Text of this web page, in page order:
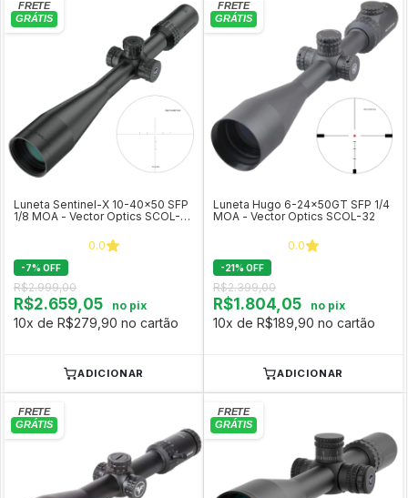
Luneta Sentinel-X 10-40x50 SFP
1/8 MOA - Vector Optics SCOL-
0.0
-7% OFF
R$2.999,00
R$2.659,05 no pix
10x de R$279,90 no cartão
ADICIONAR
Luneta Hugo 6-24x50GT SFP 1/4
MOA - Vector Optics SCOL-32
0.0
-21% OFF
R$2.399,00
R$1.804,05 no pix
10x de R$189,90 no cartão
ADICIONAR